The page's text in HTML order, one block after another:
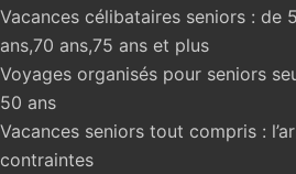
Vacances célibataires seniors : de
ans,70 ans,75 ans et plus
Voyages organisés pour seniors
50 ans
Vacances seniors tout compris :
contraintes